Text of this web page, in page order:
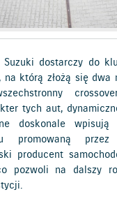
dostarczy do
na którą złożą się dwa
tych aut,
doskonale
promowaną
producent
pozwoli na dalszy